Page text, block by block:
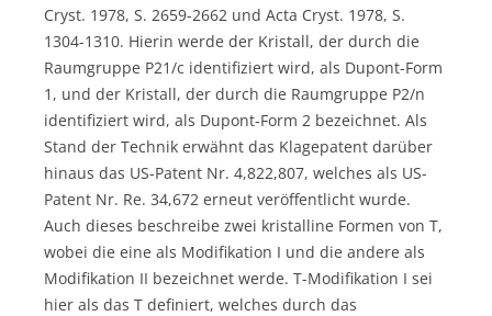
Cryst. 1978, S. 2659-2662 und Acta Cryst. 1978, S.
1304-1310. Hierin werde der Kristall, der durch die
Raumgruppe P21/c identifiziert wird, als Dupont-Form
1, und der Kristall, der durch die Raumgruppe P2/n
identifiziert wird, als Dupont-Form 2 bezeichnet. Als
Stand der Technik erwähnt das Klagepatent darüber
hinaus das US-Patent Nr. 4,822,807, welches als US-
Patent Nr. Re. 34,672 erneut veröffentlicht wurde.
Auch dieses beschreibe zwei kristalline Formen von T,
wobei die eine als Modifikation I und die andere als
Modifikation II bezeichnet werde. T-Modifikation I sei
hier als das T definiert, welches durch das